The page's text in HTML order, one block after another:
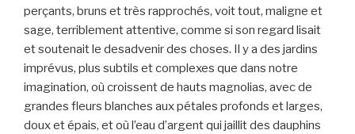
perçants, bruns et très rapprochés, voit tout, maligne et
sage, terriblement attentive, comme si son regard lisait
et soutenait le desadvenir des choses. Il y a des jardins
imprévus, plus subtils et complexes que dans notre
imagination, où croissent de hauts magnolias, avec de
grandes fleurs blanches aux pétales profonds et larges,
doux et épais, et où l’eau d’argent qui jaillit des dauphins